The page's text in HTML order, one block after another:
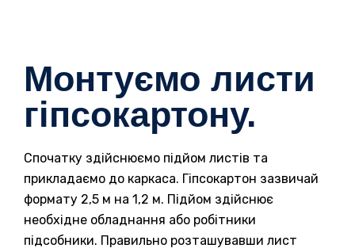
Монтуємо листи
гіпсокартону.
Спочатку здійснюємо підйом листів та
прикладаємо до каркаса. Гіпсокартон зазвичай
формату 2,5 м на 1,2 м. Підйом здійснює
необхідне обладнання або робітники
підсобники. Правильно розташувавши лист